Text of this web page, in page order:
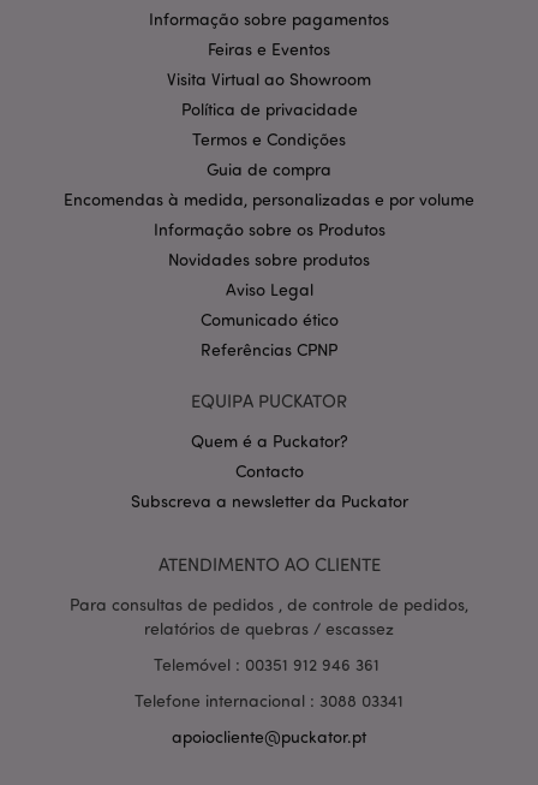
Informação sobre pagamentos
Feiras e Eventos
Visita Virtual ao Showroom
Política de privacidade
Termos e Condições
Guia de compra
Encomendas à medida, personalizadas e por volume
Informação sobre os Produtos
Novidades sobre produtos
Aviso Legal
Comunicado ético
Referências CPNP
EQUIPA PUCKATOR
Quem é a Puckator?
Contacto
Subscreva a newsletter da Puckator
ATENDIMENTO AO CLIENTE
Para consultas de pedidos , de controle de pedidos,
relatórios de quebras / escassez
Telemóvel : 00351 912 946 361
Telefone internacional : 3088 03341
apoiocliente@puckator.pt
Segmentação
Funcionalidade
Os cookies estritamente necessários permitem
funcionalidades centrais do website, tais como login
pode ser utilizado correctamente sem os cookies
estritamente necessários.
CookieScriptConsent
CookieScript
mage-cache-storage-section-
invalidation
Adobe Inc.
www.puckator.pt
.www.puckator.pt
Política de Privacidade da
Google